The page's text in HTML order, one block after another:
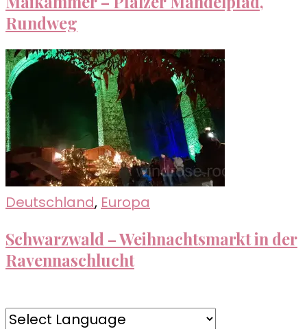
Rundweg
Deutschland, Europa
Schwarzwald – Weihnachtsmarkt in der
Ravennaschlucht